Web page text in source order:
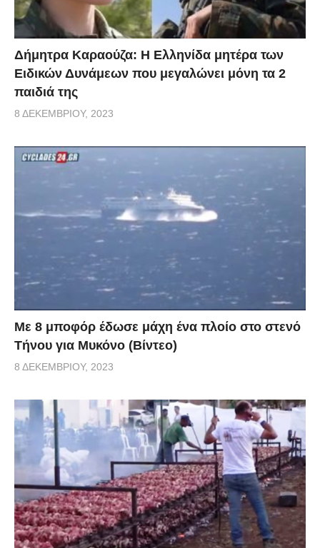
Δήμητρα Καραούζα: Η Ελληνίδα μητέρα των
Ειδικών Δυνάμεων που μεγαλώνει μόνη τα 2
παιδιά της
8 ΔΕΚΕΜΒΡΊΟΥ, 2023
Με 8 μποφόρ έδωσε μάχη ένα πλοίο στο στενό
Τήνου για Μυκόνο (Βίντεο)
8 ΔΕΚΕΜΒΡΊΟΥ, 2023